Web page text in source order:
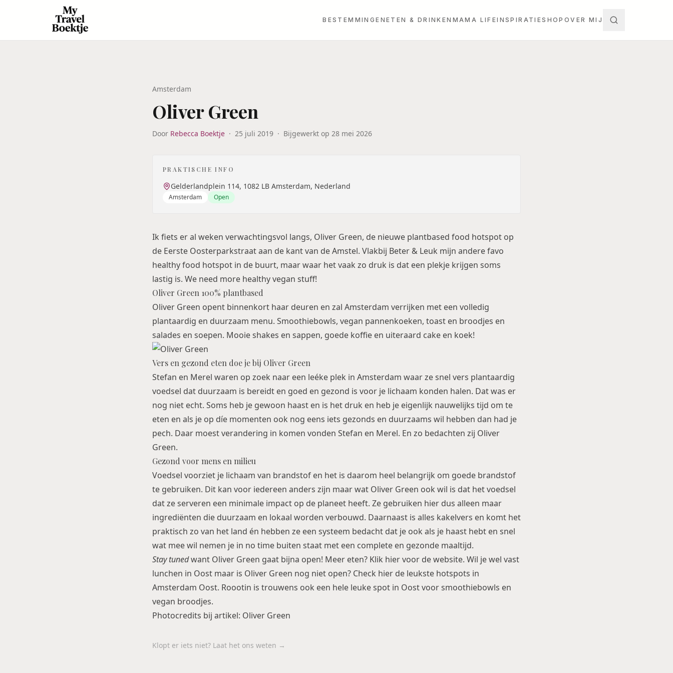
BESTEMMINGEN ETEN & DRINKEN MAMA LIFEINSPIRATIESHOP OVER MIJ
Amsterdam
Oliver Green
Door Rebecca Boektje · 25 juli 2019 · Bijgewerkt op 28 mei 2026
PRAKTISCHE INFO
Gelderlandplein 114, 1082 LB Amsterdam, Nederland
Amsterdam Open
Ik fiets er al weken verwachtingsvol langs, Oliver Green, de nieuwe plantbased food hotspot op
de Eerste Oosterparkstraat aan de kant van de Amstel. Vlakbij Beter & Leuk mijn andere favo
healthy food hotspot in de buurt, maar waar het vaak zo druk is dat een plekje krijgen soms
lastig is. We need more healthy vegan stuff!
Oliver Green 100% plantbased
Oliver Green opent binnenkort haar deuren en zal Amsterdam verrijken met een volledig
plantaardig en duurzaam menu. Smoothiebowls, vegan pannenkoeken, toast en broodjes en
salades en soepen. Mooie shakes en sappen, goede koffie en uiteraard cake en koek!
Vers en gezond eten doe je bij Oliver Green
Stefan en Merel waren op zoek naar een leéke plek in Amsterdam waar ze snel vers plantaardig
voedsel dat duurzaam is bereidt en goed en gezond is voor je lichaam konden halen. Dat was er
nog niet echt. Soms heb je gewoon haast en is het druk en heb je eigenlijk nauwelijks tijd om te
eten en als je op díe momenten ook nog eens iets gezonds en duurzaams wil hebben dan had je
pech. Daar moest verandering in komen vonden Stefan en Merel. En zo bedachten zij Oliver
Green.
Gezond voor mens en milieu
Voedsel voorziet je lichaam van brandstof en het is daarom heel belangrijk om goede brandstof
te gebruiken. Dit kan voor iedereen anders zijn maar wat Oliver Green ook wil is dat het voedsel
dat ze serveren een minimale impact op de planeet heeft. Ze gebruiken hier dus alleen maar
ingrediënten die duurzaam en lokaal worden verbouwd. Daarnaast is alles kakelvers en komt het
praktisch zo van het land én hebben ze een systeem bedacht dat je ook als je haast hebt en snel
wat mee wil nemen je in no time buiten staat met een complete en gezonde maaltijd.
Stay tunedwant Oliver Green gaat bijna open! Meer eten? Klik hiervoor de website. Wil je wel vast
lunchen in Oost maar is Oliver Green nog niet open? Check hier de leukste hotspots in
Amsterdam Oost. Roootin is trouwens ook een hele leuke spot in Oost voor smoothiebowls en
vegan broodjes.
Photocredits bij artikel: Oliver Green
Klopt er iets niet? Laat het ons weten →